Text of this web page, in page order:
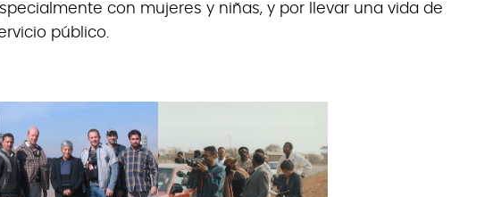
con mujeres y niñas, y por llevar una vida de
público.